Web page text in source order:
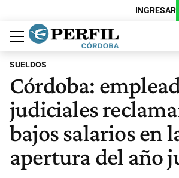
INGRESAR
Política
Economía
Judiciales
Sociedad
Cultura
Espectáculos
Deportes
Protagonistas
SUELDOS
Córdoba:
judiciales
bajos salarios en
apertura del año